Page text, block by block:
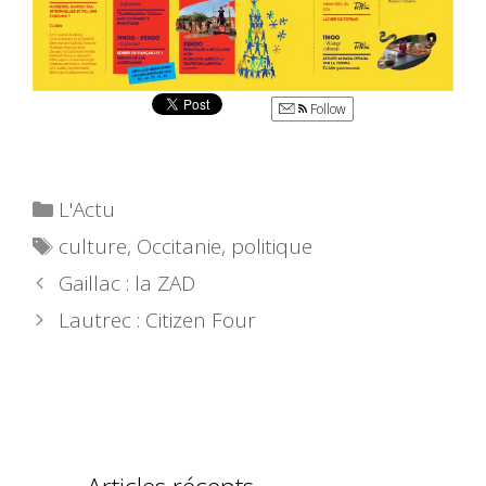
Follow
Catégories
L'Actu
Étiquettes
culture, Occitanie, politique
Gaillac : la ZAD
Lautrec : Citizen Four